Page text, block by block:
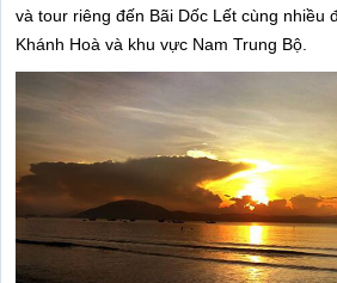
và tour riêng đến Bãi Dốc Lết cùng nhiều
Khánh Hoà và khu vực Nam Trung Bộ.